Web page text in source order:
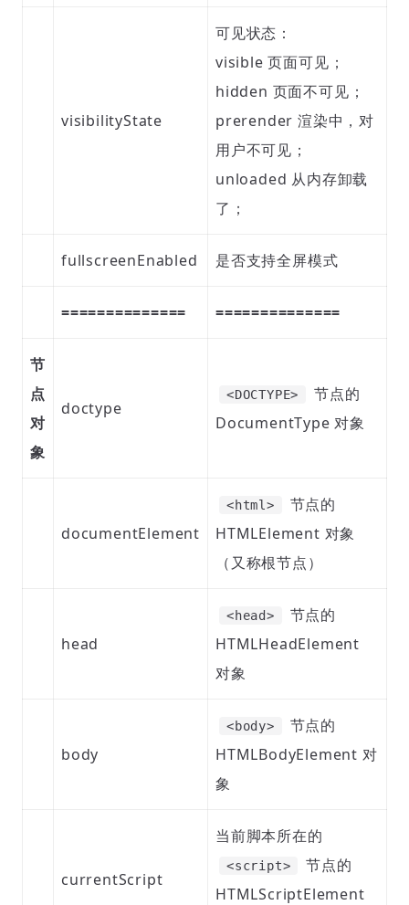
visibilityState
可见状态：
visible 页面可见；
hidden 页面不可见；
prerender 渲染中，对
用户不可见；
unloaded 从内存卸载
了；
fullscreenEnabled 是否支持全屏模式
============== ==============
节
点
对
象
doctype
<DOCTYPE>
节点的
DocumentType 对象
documentElement
<html>
节点的
HTMLElement 对象
（又称根节点）
head
<head>
节点的
HTMLHeadElement
对象
body
<body>
节点的
HTMLBodyElement 对
象
currentScript
当前脚本所在的
<script>
节点的
HTMLScriptElement